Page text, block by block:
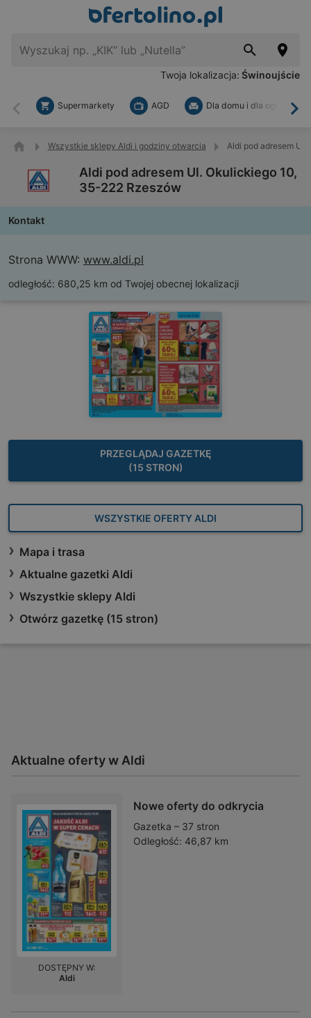
Twoja lokalizacja: Świnoujście
Wstecz
Supermarkety AGD Dla domu i dla ogrodu
Wszystkie sklepy Aldi i godziny otwarcia Aldi pod adresem
Aldi pod adresem Ul. Okulickiego 10,
35-222 Rzeszów
Kontakt
Strona WWW: www.aldi.pl
odległość: 680,25 km od Twojej obecnej lokalizacji
PRZEGLĄDAJ GAZETKĘ
(15 STRON)
WSZYSTKIE OFERTY ALDI
Mapa i trasa
Aktualne gazetki Aldi
Wszystkie sklepy Aldi
Otwórz gazetkę (15 stron)
Aktualne oferty w Aldi
Nowe oferty do odkrycia
Gazetka – 37 stron
Odległość: 46,87 km
DOSTĘPNY W:
Aldi